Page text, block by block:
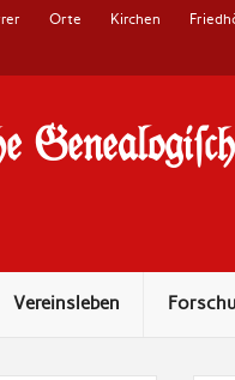
Orte Kirchen
Vereinsleben